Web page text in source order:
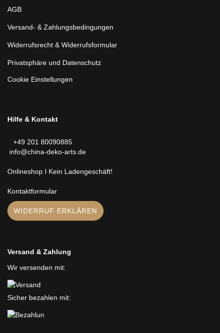
AGB
Versand- & Zahlungsbedingungen
Widerrufsrecht & Widerrufsformular
Privatsphäre und Datenschutz
Cookie Einstellungen
Hilfe & Kontakt
+49 201 80090885
info@china-deko-arts.de
Onlineshop I Kein Ladengeschäft!
Kontaktformular
WIDERRUF ERKLÄREN
Versand & Zahlung
Wir versenden mit:
Sicher bezahlen mit: